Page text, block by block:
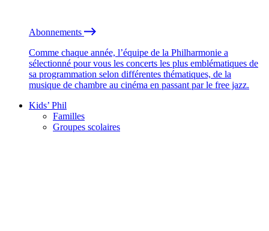
Abonnements
Comme chaque année, l’équipe de la Philharmonie a
sélectionné pour vous les concerts les plus emblématiques de
sa programmation selon différentes thématiques, de la
musique de chambre au cinéma en passant par le free jazz.
Kids’ Phil
Familles
Groupes scolaires